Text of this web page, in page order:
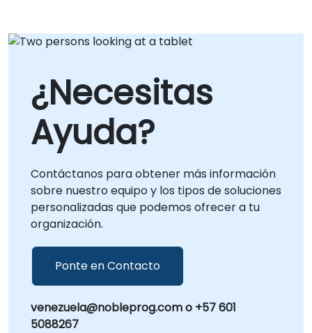
¿Necesitas
Ayuda?
Contáctanos para obtener más información
sobre nuestro equipo y los tipos de soluciones
personalizadas que podemos ofrecer a tu
organización.
Ponte en Contacto
venezuela@nobleprog.com o +57 601
5088267